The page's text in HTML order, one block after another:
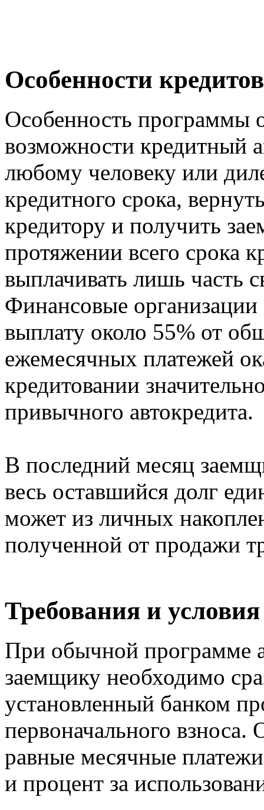
Особенности
Особенность программы
возможности кредитный
любому человеку или
кредитного срока,
кредитору и получить
протяжении всего срока
выплачивать лишь часть
Финансовые организации
выплату около 55% от
ежемесячных платежей
кредитовании
привычного автокредита.
В последний месяц
весь оставшийся долг
может из личных
полученной от продажи
Требования и условия
При обычной программе
заемщику необходимо
установленный банком
первоначального взноса.
равные месячные
и процент за